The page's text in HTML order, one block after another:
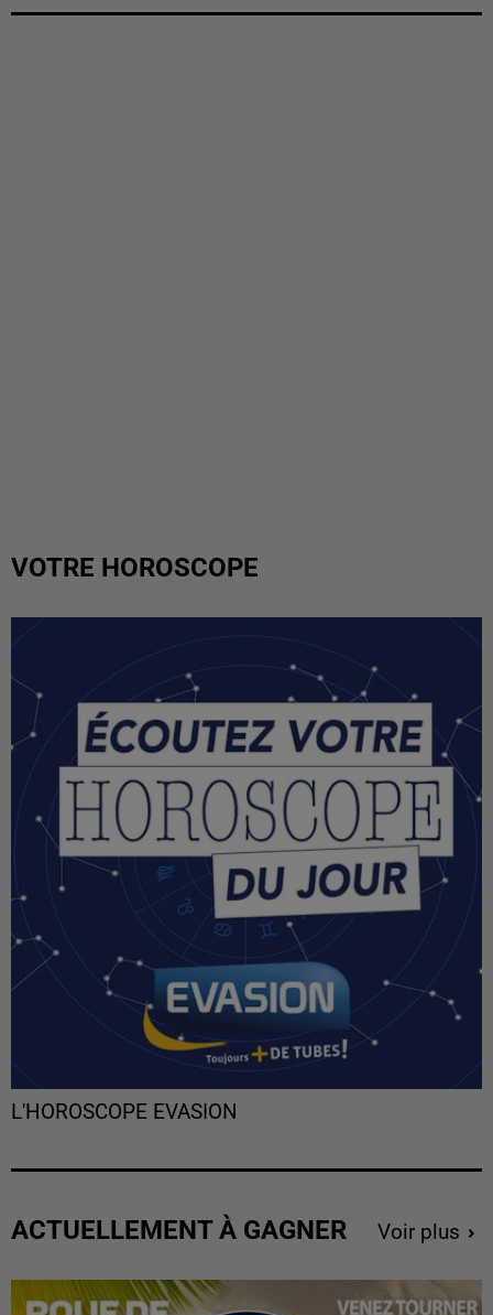
VOTRE HOROSCOPE
L'HOROSCOPE EVASION
ACTUELLEMENT À GAGNER Voir plus